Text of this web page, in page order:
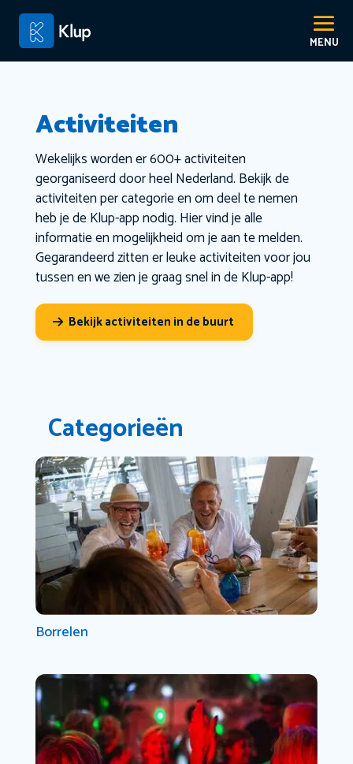
Activiteiten
Wekelijks worden er 600+ activiteiten
georganiseerd door heel Nederland. Bekijk de
activiteiten per categorie en om deel te nemen
heb je de Klup-app nodig. Hier vind je alle
informatie en mogelijkheid om je aan te melden.
Gegarandeerd zitten er leuke activiteiten voor jou
tussen en we zien je graag snel in de Klup-app!
Bekijk activiteiten in de buurt
Categorieën
Borrelen